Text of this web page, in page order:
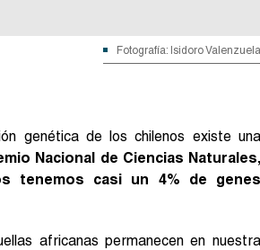
Fotografía: Isidoro Valenzuela
genética de los chilenos existe una
Nacional de Ciencias Naturales,
tenemos casi un 4% de genes
africanas permanecen en nuestra